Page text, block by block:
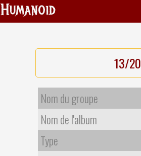
Humanoid
13/20
Nom du groupe
Nom de l'album
Type